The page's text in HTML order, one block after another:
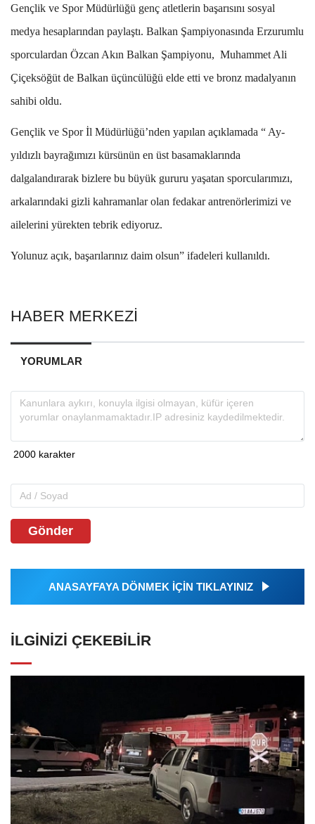
Gençlik ve Spor Müdürlüğü genç atletlerin başarısını sosyal
medya hesaplarından paylaştı. Balkan Şampiyonasında Erzurumlu
sporculardan Özcan Akın Balkan Şampiyonu, Muhammet Ali
Çiçeksöğüt de Balkan üçüncülüğü elde etti ve bronz madalyanın
sahibi oldu.
Gençlik ve Spor İl Müdürlüğü’nden yapılan açıklamada “ Ay-
yıldızlı bayrağımızı kürsünün en üst basamaklarında
dalgalandırarak bizlere bu büyük gururu yaşatan sporcularımızı,
arkalarındaki gizli kahramanlar olan fedakar antrenörlerimizi ve
ailelerini yürekten tebrik ediyoruz.
Yolunuz açık, başarılarınız daim olsun” ifadeleri kullanıldı.
HABER MERKEZİ
YORUMLAR
Gönder
ANASAYFAYA DÖNMEK İÇİN TIKLAYINIZ
İLGINIZI ÇEKEBILIR